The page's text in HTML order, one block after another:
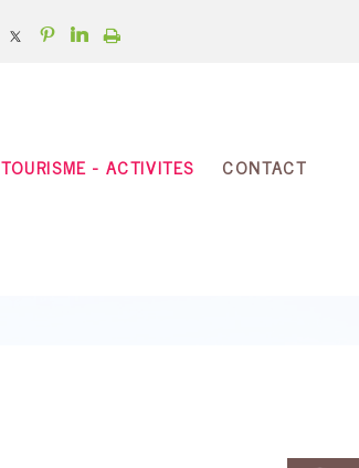
TOURISME - ACTIVITES CONTACT